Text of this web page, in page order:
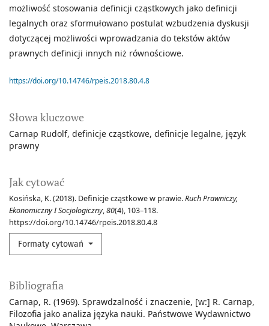
Słowa kluczowe
Carnap Rudolf definicje cząstkowe definicje legalne język
prawny
Jak cytować
Kosińska, K. (2018). Definicje cząstkowe w prawie.Ruch Prawniczy,
Ekonomiczny I Socjologiczny,80(4), 103–118.
https://doi.org/10.14746/rpeis.2018.80.4.8
Formaty cytowań
możliwość stosowania definicji cząstkowych jako definicji
legalnych oraz sformułowano postulat wzbudzenia dyskusji
dotyczącej możliwości wprowadzania do tekstów aktów
prawnych definicji innych niż równościowe.
https://doi.org/10.14746/rpeis.2018.80.4.8
Bibliografia
Carnap, R. (1969). Sprawdzalność i znaczenie, [w:] R. Carnap,
Filozofia jako analiza języka nauki. Państwowe Wydawnictwo